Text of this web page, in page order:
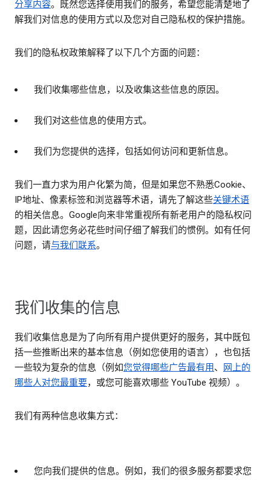
分享内容。既然您选择使用我们的服务，希望您能清楚地了
解我们对信息的使用方式以及您对自己隐私权的保护措施。
我们的隐私权政策解释了以下几个方面的问题：
我们收集哪些信息，以及收集这些信息的原因。
我们对这些信息的使用方式。
我们为您提供的选择，包括如何访问和更新信息。
我们一直力求为用户化繁为简，但是如果您不熟悉Cookie、
IP地址、像素标签和浏览器等术语，请先了解这些关键术语
的相关信息。Google向来非常重视所有新老用户的隐私权问
题，因此请您务必花些时间仔细了解我们的惯例。如有任何
问题，请与我们联系。
我们收集的信息
我们收集信息是为了向所有用户提供更好的服务，其中既包
括一些推断出来的基本信息（例如您使用的语言），也包括
一些较为复杂的信息（例如您觉得哪些广告最有用、
网上的
哪些人对您最重要，或您可能喜欢哪些 YouTube 视频）。
我们有两种信息收集方式：
您向我们提供的信息。例如，我们的很多服务都要求您